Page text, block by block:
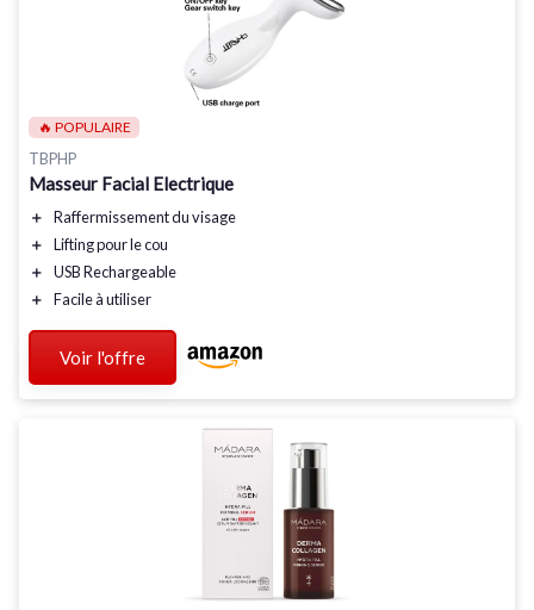
🔥 POPULAIRE
TBPHP
Masseur Facial Electrique
＋ Raffermissementdu visage
＋
Liftingpour le cou
＋
USB Rechargeable
＋
Facile à utiliser
Voir l'offre